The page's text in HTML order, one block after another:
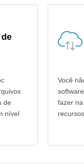
de
nível
Você
fazer